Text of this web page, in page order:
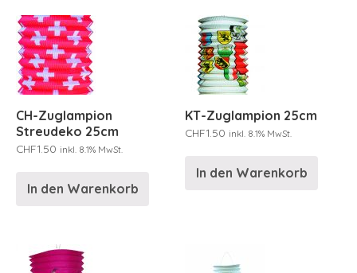
CH-Zuglampion
Streudeko 25cm
CHF1.50 inkl. 8.1% MwSt.
In den Warenkorb
KT-Zuglampion 25cm
CHF1.50 inkl. 8.1% MwSt.
In den Warenkorb